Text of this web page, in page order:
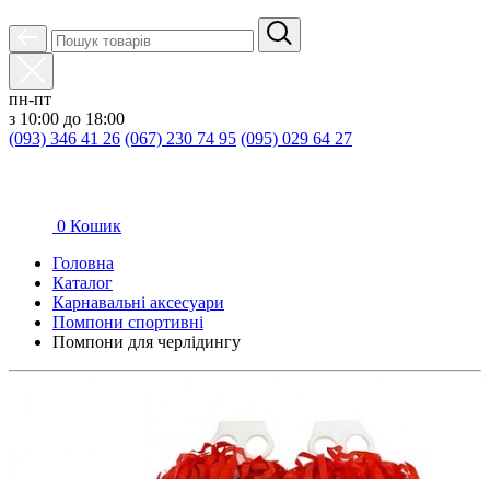
пн-пт
з 10:00 до 18:00
(093) 346 41 26 (067) 230 74 95 (095) 029 64 27
0 Кошик
Головна
Каталог
Карнавальні аксесуари
Помпони спортивні
Помпони для черлідингу